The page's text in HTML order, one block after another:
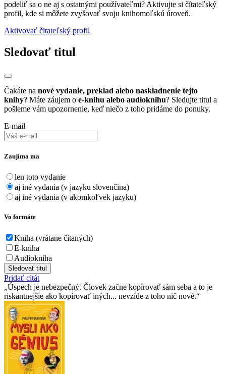
podeliť sa o ne aj s ostatnými používateľmi? Aktivujte si čítateľský
profil, kde si môžete zvyšovať svoju knihomoľskú úroveň.
Aktivovať čitateľský profil
Sledovať titul
Čakáte na nové vydanie, preklad alebo naskladnenie tejto
knihy? Máte záujem o e-knihu alebo audioknihu? Sledujte titul a
pošleme vám upozornenie, keď niečo z toho pridáme do ponuky.
E-mail
Zaujíma ma
len toto vydanie
aj iné vydania (v jazyku slovenčina)
aj iné vydania (v akomkoľvek jazyku)
Vo formáte
Kniha (vrátane čítaných)
E-kniha
Audiokniha
Sledovať titul
Pridať citát
Úspech je nebezpečný. Človek začne kopírovať sám seba a to je
riskantnejšie ako kopírovať iných... nevzíde z toho nič nové.